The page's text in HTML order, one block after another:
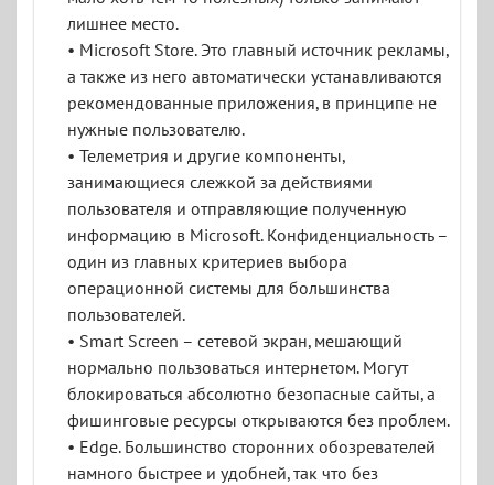
лишнее место.
• Microsoft Store. Это главный источник рекламы,
а также из него автоматически устанавливаются
рекомендованные приложения, в принципе не
нужные пользователю.
• Телеметрия и другие компоненты,
занимающиеся слежкой за действиями
пользователя и отправляющие полученную
информацию в Microsoft. Конфиденциальность –
один из главных критериев выбора
операционной системы для большинства
пользователей.
• Smart Screen – сетевой экран, мешающий
нормально пользоваться интернетом. Могут
блокироваться абсолютно безопасные сайты, а
фишинговые ресурсы открываются без проблем.
• Edge. Большинство сторонних обозревателей
намного быстрее и удобней, так что без